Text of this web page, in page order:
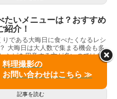
たいメニューは？おすすめ
紹介！
りである大晦日に食べたくなるレシ
大晦日は大人数で集まる機会も多
シピを用意する方が多いのではな
回は、定番の年越しそばやお寿司
イワイ楽しめるレシピをご紹介し
記事を読む
料理撮影の
お問い合わせはこちら ≫